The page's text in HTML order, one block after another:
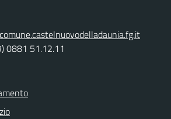
0881 51.12.11